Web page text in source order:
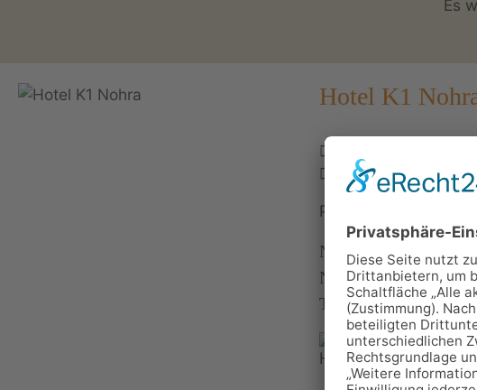
Es
Hotel K1
03643 41676
Personen: 65
Nur 10 Fahrminuten
Nohra mit über 65
TV, Gratis WLAN,